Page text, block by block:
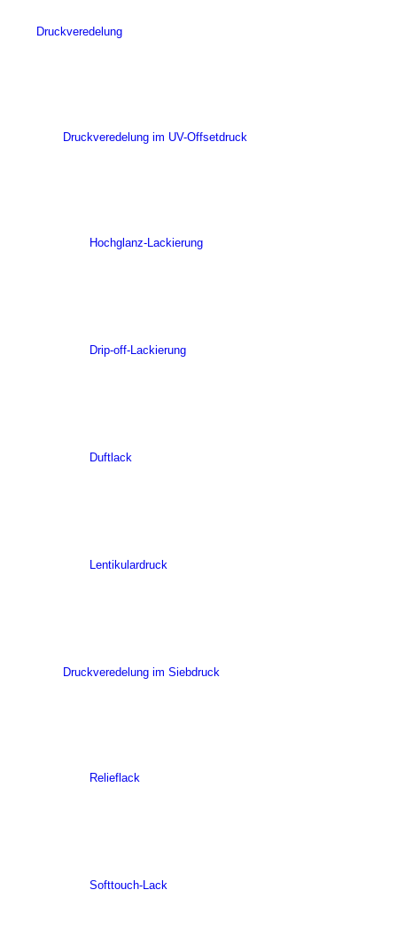
Druckveredelung
Druckveredelung im UV-Offsetdruck
Hochglanz-Lackierung
Drip-off-Lackierung
Duftlack
Lentikulardruck
Druckveredelung im Siebdruck
Relieflack
Softtouch-Lack